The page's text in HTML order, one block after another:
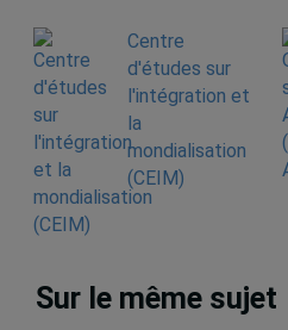
Centre
d'études sur
l'intégration et
la
mondialisation
(CEIM)
Sur le même sujet